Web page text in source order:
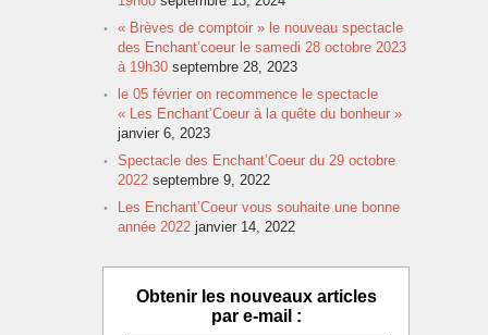
« Brèves de comptoir » le nouveau spectacle
des Enchant’coeur le samedi 28 octobre 2023
à 19h30 septembre 28, 2023
le 05 février on recommence le spectacle
« Les Enchant’Coeur à la quête du bonheur »
janvier 6, 2023
Spectacle des Enchant’Coeur du 29 octobre
2022 septembre 9, 2022
Les Enchant’Coeur vous souhaite une bonne
année 2022 janvier 14, 2022
Obtenir les nouveaux articles
par e-mail :